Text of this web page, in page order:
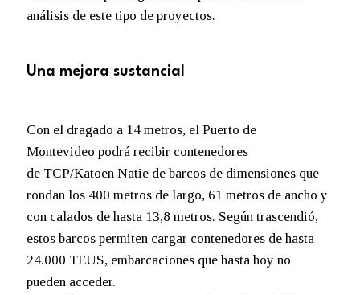
análisis de este tipo de proyectos.
Una mejora sustancial
Con el dragado a 14 metros, el Puerto de
Montevideo podrá recibir contenedores
de TCP/Katoen Natie de barcos de dimensiones que
rondan los 400 metros de largo, 61 metros de ancho y
con calados de hasta 13,8 metros. Según trascendió,
estos barcos permiten cargar contenedores de hasta
24.000 TEUS, embarcaciones que hasta hoy no
pueden acceder.